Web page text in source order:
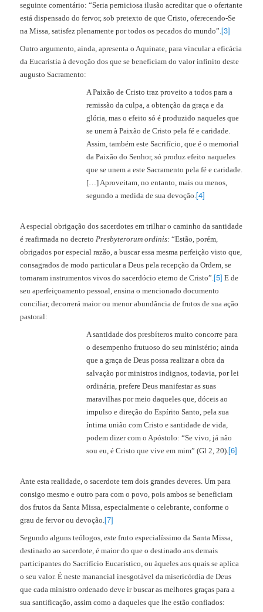
seguinte comentário: “Seria perniciosa ilusão acreditar que o ofertante
está dispensado do fervor, sob pretexto de que Cristo, oferecendo-Se
na Missa, satisfez plenamente por todos os pecados do mundo”.[3]
Outro argumento, ainda, apresenta o Aquinate, para vincular a eficácia
da Eucaristia à devoção dos que se beneficiam do valor infinito deste
augusto Sacramento:
A Paixão de Cristo traz proveito a todos para a
remissão da culpa, a obtenção da graça e da
glória, mas o efeito só é produzido naqueles que
se unem à Paixão de Cristo pela fé e caridade.
Assim, também este Sacrifício, que é o memorial
da Paixão do Senhor, só produz efeito naqueles
que se unem a este Sacramento pela fé e caridade.
[…] Aproveitam, no entanto, mais ou menos,
segundo a medida de sua devoção.[4]
A especial obrigação dos sacerdotes em trilhar o caminho da santidade
é reafirmada no decreto Presbyterorum ordinis: “Estão, porém,
obrigados por especial razão, a buscar essa mesma perfeição visto que,
consagrados de modo particular a Deus pela recepção da Ordem, se
tornaram instrumentos vivos do sacerdócio eterno de Cristo”.[5] E de
seu aperfeiçoamento pessoal, ensina o mencionado documento
conciliar, decorrerá maior ou menor abundância de frutos de sua ação
pastoral:
A santidade dos presbíteros muito concorre para
o desempenho frutuoso do seu ministério; ainda
que a graça de Deus possa realizar a obra da
salvação por ministros indignos, todavia, por lei
ordinária, prefere Deus manifestar as suas
maravilhas por meio daqueles que, dóceis ao
impulso e direção do Espírito Santo, pela sua
íntima união com Cristo e santidade de vida,
podem dizer com o Apóstolo: “Se vivo, já não
sou eu, é Cristo que vive em mim” (Gl 2, 20).[6]
Ante esta realidade, o sacerdote tem dois grandes deveres. Um para
consigo mesmo e outro para com o povo, pois ambos se beneficiam
dos frutos da Santa Missa, especialmente o celebrante, conforme o
grau de fervor ou devoção.[7]
Segundo alguns teólogos, este fruto especialíssimo da Santa Missa,
destinado ao sacerdote, é maior do que o destinado aos demais
participantes do Sacrifício Eucarístico, ou àqueles aos quais se aplica
o seu valor. É neste manancial inesgotável da misericórdia de Deus
que cada ministro ordenado deve ir buscar as melhores graças para a
sua santificação, assim como a daqueles que lhe estão confiados: